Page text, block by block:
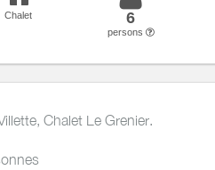
Chalet 6
persons
Chalet Le Grenier.